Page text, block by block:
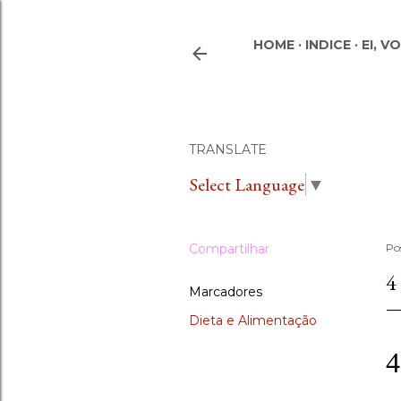
HOME INDICE EI,
TRANSLATE
Select Language ▼
Compartilhar
Marcadores
Dieta e Alimentação